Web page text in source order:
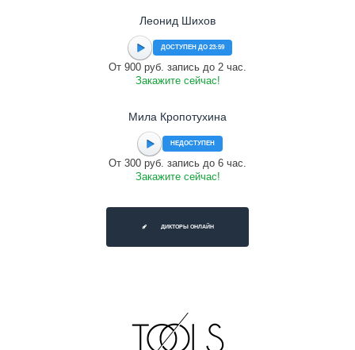
Леонид Шихов
ДОСТУПЕН ДО 23:59
От 900 руб. запись до 2 час.
Закажите сейчас!
Мила Кропотухина
НЕДОСТУПЕН
От 300 руб. запись до 6 час.
Закажите сейчас!
ДИКТОРЫ ОНЛАЙН